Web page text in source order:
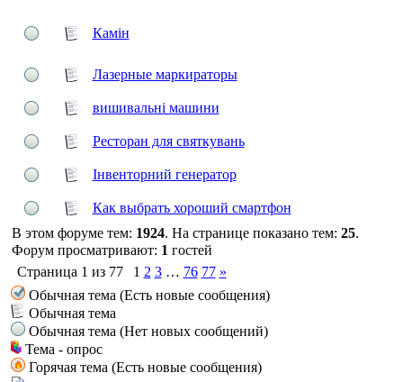
Камін
Лазерные маркираторы
вишивальні машини
Ресторан для святкувань
Інвенторний генератор
Как выбрать хороший смартфон
В этом форуме тем: 1924. На странице показано тем: 25.
Форум просматривают: 1 гостей
Страница 1 из 77 1 2 3 … 76 77 »
Обычная тема (Есть новые сообщения)
Обычная тема
Обычная тема (Нет новых сообщений)
Тема - опрос
Горячая тема (Есть новые сообщения)